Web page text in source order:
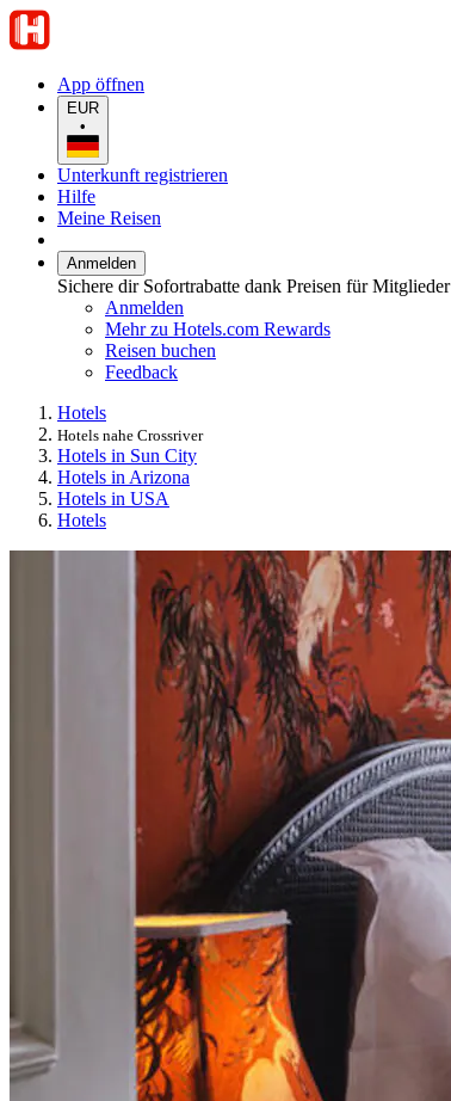
App öffnen
EUR
•
Unterkunft registrieren
Hilfe
Meine Reisen
Anmelden
Sichere dir Sofortrabatte dank Preisen für Mitglieder
Anmelden
Mehr zu Hotels.com Rewards
Reisen buchen
Feedback
Hotels
Hotels nahe Crossriver
Hotels in Sun City
Hotels in Arizona
Hotels in USA
Hotels